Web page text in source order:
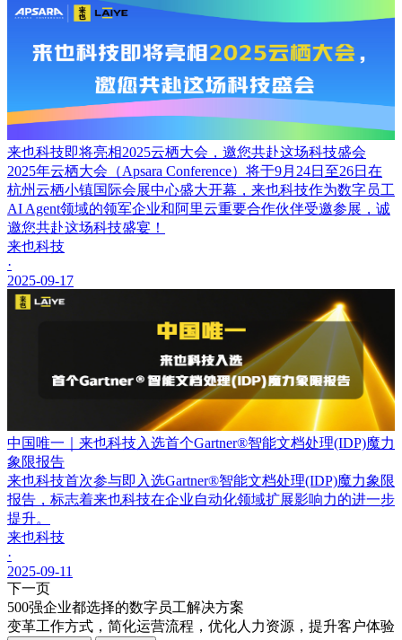
来也科技即将亮相2025云栖大会，邀您共赴这场科技盛会
2025年云栖大会（Apsara Conference）将于9月24日至26日在
杭州云栖小镇国际会展中心盛大开幕，来也科技作为数字员工
AI Agent领域的领军企业和阿里云重要合作伙伴受邀参展，诚
邀您共赴这场科技盛宴！
来也科技
·
2025-09-17
中国唯一｜来也科技入选首个Gartner®智能文档处理(IDP)魔力
象限报告
来也科技首次参与即入选Gartner®智能文档处理(IDP)魔力象限
报告，标志着来也科技在企业自动化领域扩展影响力的进一步
提升。
来也科技
·
2025-09-11
下一页
500强企业都选择的数字员工解决方案
变革工作方式，简化运营流程，优化人力资源，提升客户体验